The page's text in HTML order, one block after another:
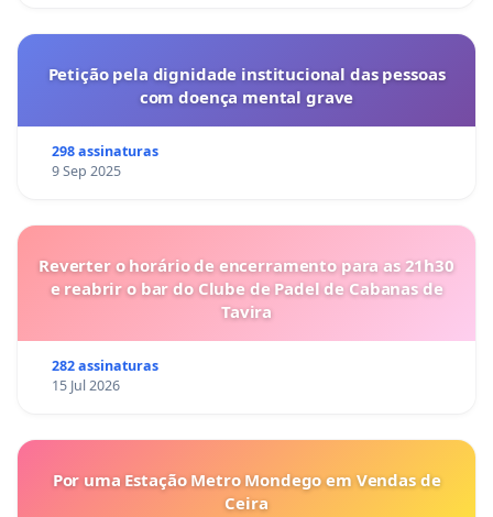
Petição pela dignidade institucional das pessoas
com doença mental grave
298 assinaturas
9 Sep 2025
Reverter o horário de encerramento para as 21h30
e reabrir o bar do Clube de Padel de Cabanas de
Tavira
282 assinaturas
15 Jul 2026
Por uma Estação Metro Mondego em Vendas de
Ceira